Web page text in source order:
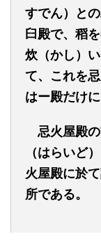
すでん）と
臼殿で、稻
炊（かし）
て、これを
はー殿だけ
忌火屋殿の
（はらいど
火屋殿に於
所である。